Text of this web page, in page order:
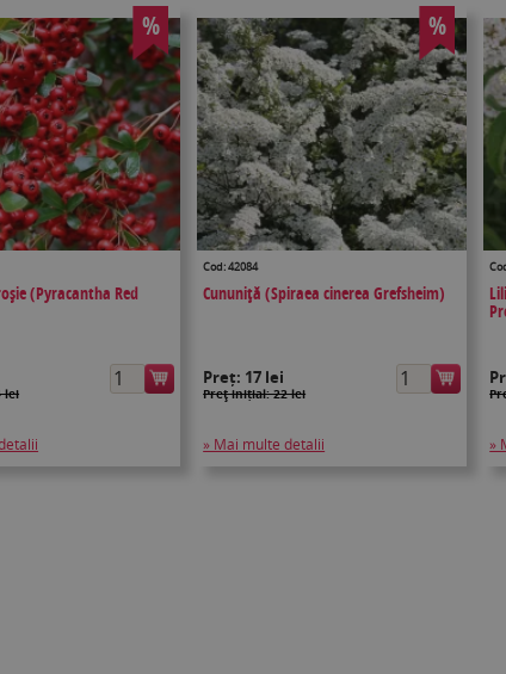
%
(Pyracantha Red
lei
%
Cod: 42084
Cununiţă (Spiraea cinerea Grefsheim)
Preț: 17 lei
Preţ inițial: 22 lei
» Mai multe detalii »